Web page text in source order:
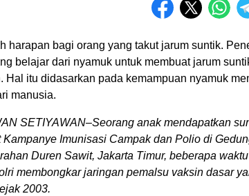
harapan bagi orang yang takut jarum suntik.
belajar dari nyamuk untuk membuat jarum
Hal itu didasarkan pada kemampuan nyamuk
manusia.
SETIYAWAN–Seorang anak mendapatkan
Kampanye Imunisasi Campak dan Polio di
Duren Sawit, Jakarta Timur, beberapa
membongkar jaringan pemalsu vaksin dasar
2003.